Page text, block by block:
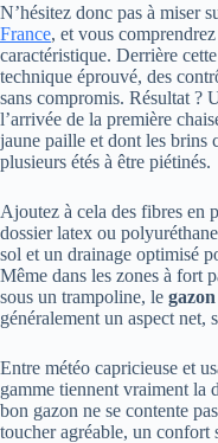
N’hésitez donc pas à miser
France, et vous
caractéristique. Derrière
technique éprouvé, des
sans compromis. Résultat ?
l’arrivée de la première
jaune paille et dont les brins
plusieurs étés à être piétinés.
Ajoutez à cela des fibres en
dossier latex ou
sol et un drainage optimisé
Même dans les zones à fort
sous un trampoline, le
généralement un aspect net,
Entre météo capricieuse et
gamme tiennent vraiment la
bon gazon ne se contente
toucher agréable, un confort